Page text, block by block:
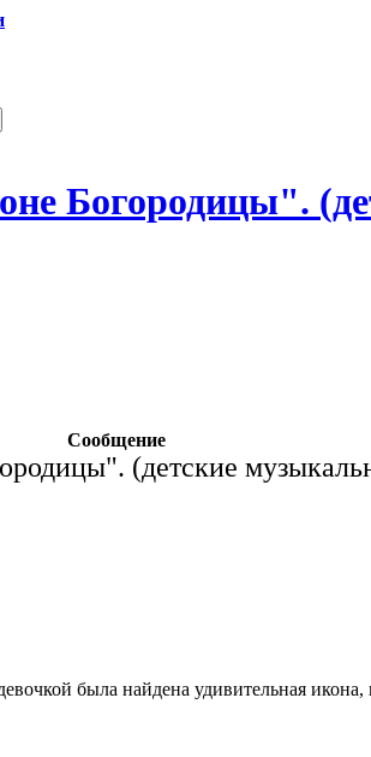
Богородицы".
Сообщение
(детские
была найдена удивительная